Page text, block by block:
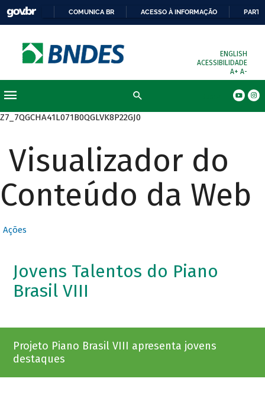
COMUNICA BR ACESSO À INFORMAÇÃO
ENGLISH
ACESSIBILIDADE
A+ A-
Z7_7QGCHA41L071B0QGLVK8P22GJ0
Visualizador do
Conteúdo da Web
Ações
Jovens Talentos do Piano
Brasil VIII
Projeto Piano Brasil VIII apresenta jovens
destaques